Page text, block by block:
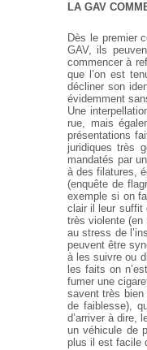
LA GAV
Dès le premier
GAV, ils
commencer à
que l’on est
décliner son
évidemment
Une
rue, mais
présentations
juridiques très
mandatés par
à des filatures,
(enquête de
exemple si on
clair il leur suffit
très violente (en
au stress de
peuvent être
à les suivre ou
les faits on
fumer une
savent très bien
de faiblesse),
d’arriver à dire,
un véhicule de
plus il est facile